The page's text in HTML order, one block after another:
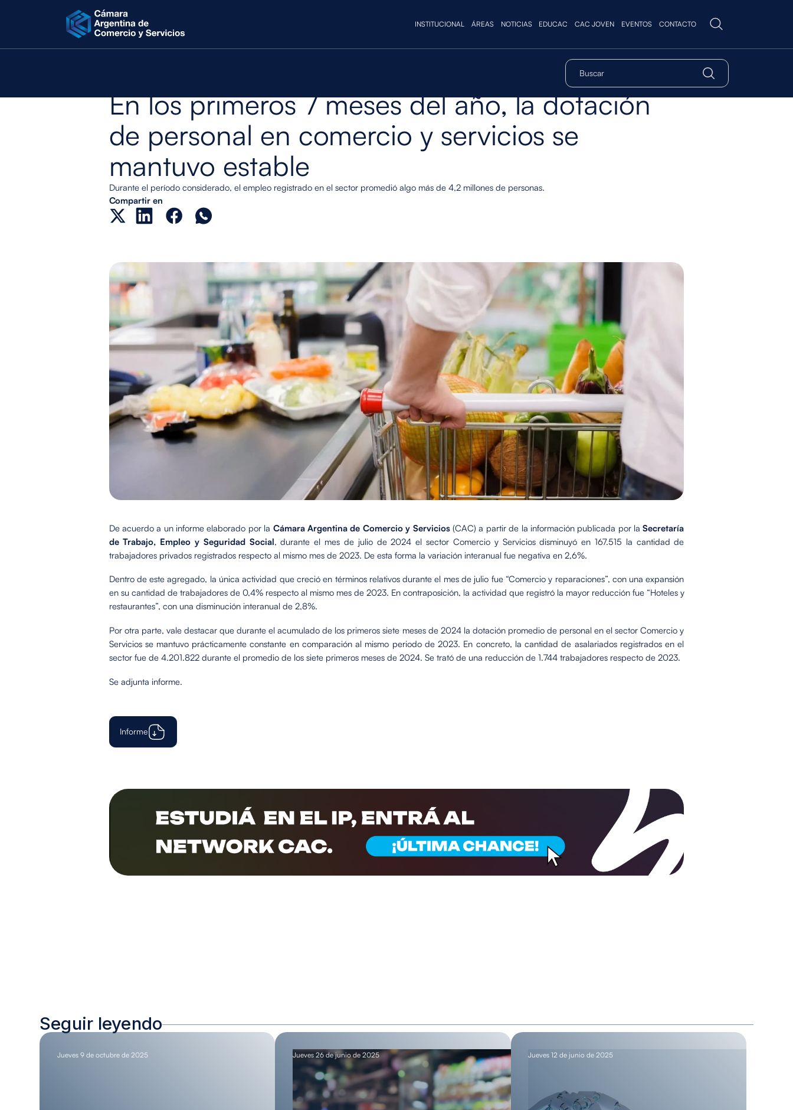
INSTITUCIONAL ÁREAS NOTICIAS EDUCAC CAC JOVEN EVENTOS CONTACTO
En los primeros 7 meses del año, la dotación
de personal en comercio y servicios se
mantuvo estable
Durante el período considerado, el empleo registrado en el sector promedió algo más de 4,2 millones de personas.
Compartir en
De acuerdo a un informe elaborado por la Cámara Argentina de Comercio y Servicios(CAC) a partir de la información publicada por laSecretaría
de Trabajo, Empleo y Seguridad Social, durante el mes de julio de 2024 el sector Comercio y Servicios disminuyó en 167.515 la cantidad de
trabajadores privados registrados respecto al mismo mes de 2023. De esta forma la variación interanual fue negativa en 2,6%.
Dentro de este agregado, la única actividad que creció en términos relativos durante el mes de julio fue “Comercio y reparaciones”, con una expansión
en su cantidad de trabajadores de 0,4% respecto al mismo mes de 2023. En contraposición, la actividad que registró la mayor reducción fue “Hoteles y
restaurantes”, con una disminución interanual de 2,8%.
Por otra parte, vale destacar que durante el acumulado de los primeros siete meses de 2024 la dotación promedio de personal en el sector Comercio y
Servicios se mantuvo prácticamente constante en comparación al mismo periodo de 2023. En concreto, la cantidad de asalariados registrados en el
sector fue de 4.201.822 durante el promedio de los siete primeros meses de 2024. Se trató de una reducción de 1.744 trabajadores respecto de 2023.
Se adjunta informe.
Informe
Seguir leyendo
Jueves 9 de octubre de 2025 Jueves 26 de junio de 2025 Jueves 12 de junio de 2025